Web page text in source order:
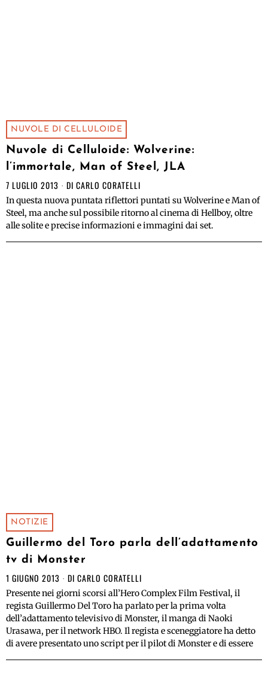
NUVOLE DI CELLULOIDE
Nuvole di Celluloide: Wolverine:
l’immortale, Man of Steel, JLA
7 LUGLIO 2013 DI CARLO CORATELLI
In questa nuova puntata riflettori puntati su Wolverine e Man of
Steel, ma anche sul possibile ritorno al cinema di Hellboy, oltre
alle solite e precise informazioni e immagini dai set.
NOTIZIE
Guillermo del Toro parla dell’adattamento
tv di Monster
1 GIUGNO 2013 DI CARLO CORATELLI
Presente nei giorni scorsi all’Hero Complex Film Festival, il
regista Guillermo Del Toro ha parlato per la prima volta
dell’adattamento televisivo di Monster, il manga di Naoki
Urasawa, per il network HBO. Il regista e sceneggiatore ha detto
di avere presentato uno script per il pilot di Monster e di essere